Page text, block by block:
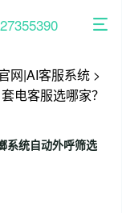
网|AI客服系统 >
电客服选哪家？
系统自动外呼筛选